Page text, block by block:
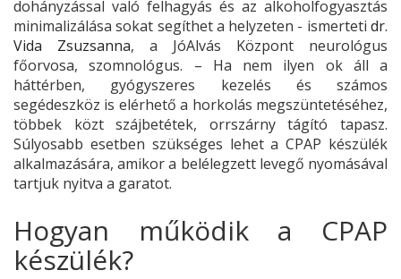
dohányzással való felhagyás és az alkoholfogyasztás
minimalizálása sokat segíthet a helyzeten - ismerteti dr.
Vida Zsuzsanna, a JóAlvás Központ neurológus
főorvosa, szomnológus. – Ha nem ilyen ok áll a
háttérben, gyógyszeres kezelés és számos
segédeszköz is elérhető a horkolás megszüntetéséhez,
többek közt szájbetétek, orrszárny tágító tapasz.
Súlyosabb esetben szükséges lehet a CPAP készülék
alkalmazására, amikor a belélegzett levegő nyomásával
tartjuk nyitva a garatot.
Hogyan működik a CPAP
készülék?